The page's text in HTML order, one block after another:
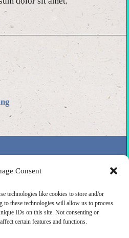
Consent
technologies like cookies to store and/or
to these technologies will allow us to process
IDs on this site. Not consenting or
certain features and functions.